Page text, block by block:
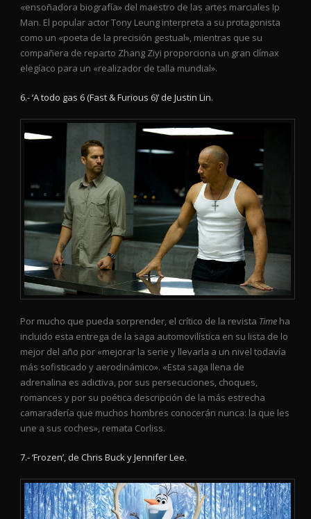
«ensoñadora biografía» del maestro de las artes marciales Ip
Man. El popular actor Tony Leung interpreta a su protagonista
como un «poeta de la precisión gestual», mientras que su
compañera de reparto Zhang Ziyi proporciona un gran clímax
elegíaco para un «realizador de talla mundial».
6.- ‘A todo gas 6 (Fast & Furious 6)’ de Justin Lin.
Por mucho que pueda sorprender, el crítico de la revista Time ha
incluido esta entrega de la saga automovilística en su lista de lo
mejor del año por «mejorar la serie y llevarla a un nivel todavía
más sofisticado y aerodinámico». «Esta saga llena de
adrenalina es adictiva, por sus persecuciones, choques,
romances y por su poética descripción de la más estrecha
camaradería que muchos hombres conocerán nunca: la que les
une a sus coches», remata Corliss.
7.- ‘Frozen’, de Chris Buck y Jennifer Lee.